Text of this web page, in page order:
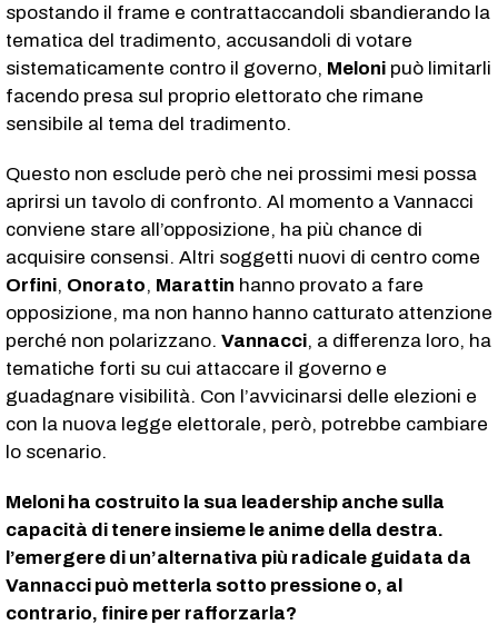
spostando il frame e contrattaccandoli sbandierando la
tematica del tradimento, accusandoli di votare
sistematicamente contro il governo, Meloni può limitarli
facendo presa sul proprio elettorato che rimane
sensibile al tema del tradimento.
Questo non esclude però che nei prossimi mesi possa
aprirsi un tavolo di confronto. Al momento a Vannacci
conviene stare all’opposizione, ha più chance di
acquisire consensi. Altri soggetti nuovi di centro come
Orfini, Onorato, Marattin hanno provato a fare
opposizione, ma non hanno hanno catturato attenzione
perché non polarizzano. Vannacci, a differenza loro, ha
tematiche forti su cui attaccare il governo e
guadagnare visibilità. Con l’avvicinarsi delle elezioni e
con la nuova legge elettorale, però, potrebbe cambiare
lo scenario.
Meloni ha costruito la sua leadership anche sulla
capacità di tenere insieme le anime della destra.
l’emergere di un’alternativa più radicale guidata da
Vannacci può metterla sotto pressione o, al
contrario, finire per rafforzarla?